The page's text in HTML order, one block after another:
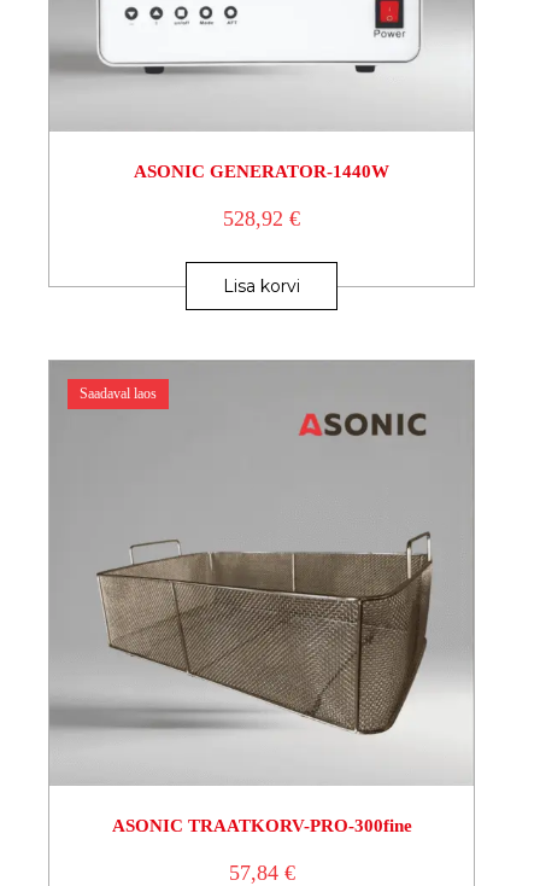
ASONIC GENERATOR-1440W
528,92€
Lisa korvi
Saadaval laos
ASONIC TRAATKORV-PRO-300fine
57,84 €